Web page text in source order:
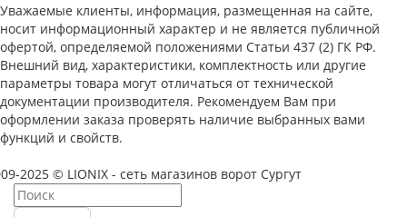
Уважаемые клиенты, информация, размещенная на сайте,
носит информационный характер и не является публичной
офертой, определяемой положениями Статьи 437 (2) ГК РФ.
Внешний вид, характеристики, комплектность или другие
параметры товара могут отличаться от технической
документации производителя. Рекомендуем Вам при
оформлении заказа проверять наличие выбранных вами
функций и свойств.
2025 © LIONIX - сеть магазинов ворот Сургут